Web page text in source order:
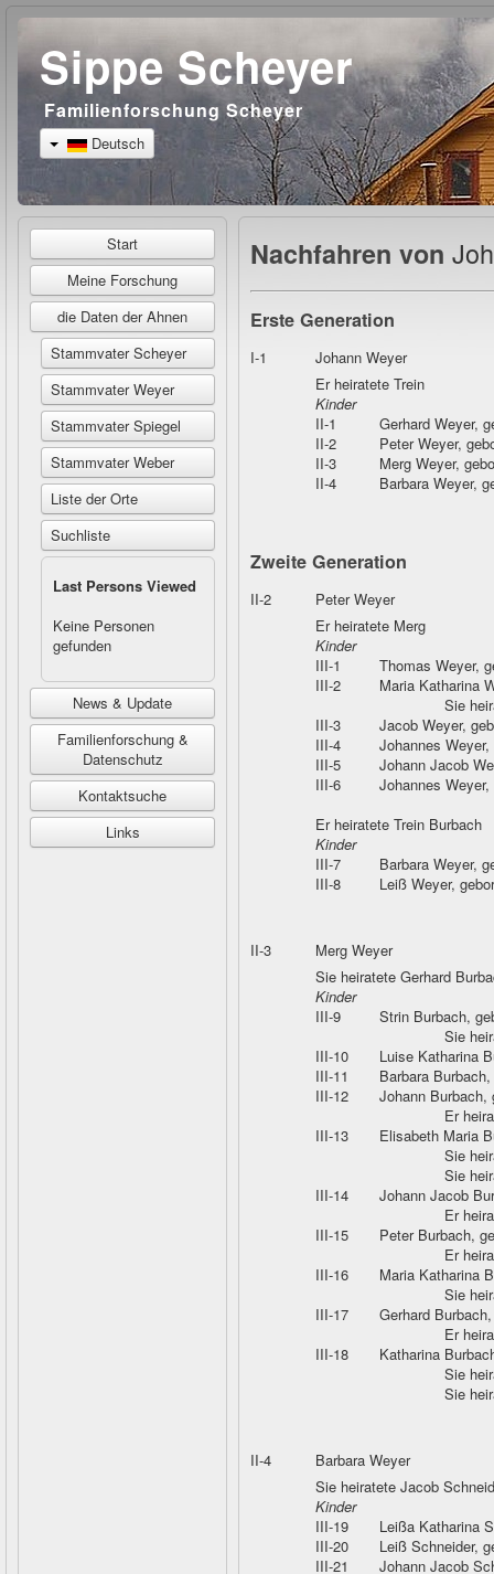
Sippe Scheyer
Familienforschung Scheyer
Deutsch
Start
Meine Forschung
die Daten der Ahnen
Stammvater Scheyer
Stammvater Weyer
Stammvater Spiegel
Stammvater Weber
Liste der Orte
Suchliste
Last Persons Viewed
Keine Personen
gefunden
News & Update
Familienforschung &
Datenschutz
Kontaktsuche
Links
Nachfahren von
Erste Generation
I-1
Johann Weyer
Er heiratete Trein
Kinder
II-1
Gerhard Weyer,
II-2
Peter Weyer,
II-3
Merg Weyer,
II-4
Barbara Weyer,
Zweite Generation
II-2
Peter Weyer
Er heiratete Merg
Kinder
III-1
Thomas Weyer,
III-2
Maria Katharina
Sie
III-3
Jacob Weyer,
III-4
Johannes Weyer,
III-5
Johann Jacob
III-6
Johannes Weyer,
Er heiratete Trein Burbach
Kinder
III-7
Barbara Weyer,
III-8
Leiß Weyer,
II-3
Merg Weyer
Sie heiratete Gerhard
Kinder
III-9
Strin Burbach,
Sie
III-10
Luise Katharina
III-11
Barbara Burbach
III-12
Johann Burbach,
Er
III-13
Elisabeth Maria
Sie
Sie
III-14
Johann Jacob
Er
III-15
Peter Burbach,
Er
III-16
Maria Katharina
Sie
III-17
Gerhard Burbach
Er
III-18
Katharina
Sie
Sie
II-4
Barbara Weyer
Sie heiratete Jacob
Kinder
III-19
Leißa Katharina
III-20
Leiß Schneider,
III-21
Johann Jacob